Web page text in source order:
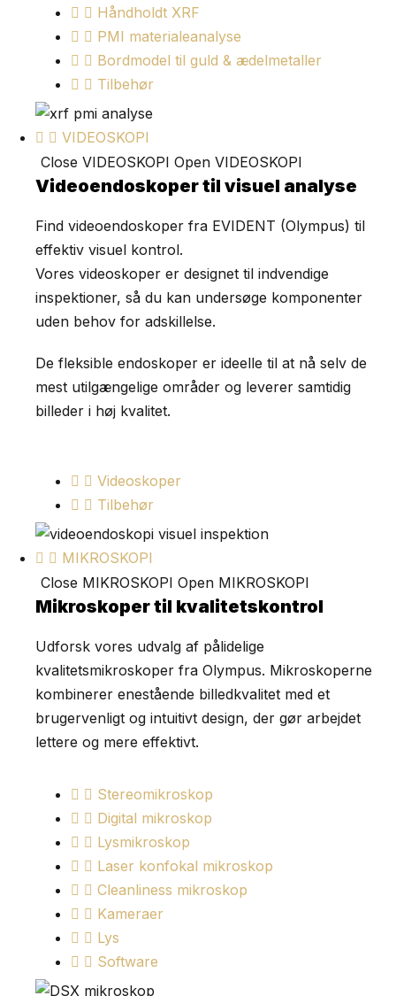
Håndholdt XRF
PMI materialeanalyse
Bordmodel til guld & ædelmetaller
Tilbehør
VIDEOSKOPI
Close VIDEOSKOPI Open VIDEOSKOPI
Videoendoskoper til visuel analyse
Find videoendoskoper fra EVIDENT (Olympus) til
effektiv visuel kontrol.
Vores videoskoper er designet til indvendige
inspektioner, så du kan undersøge komponenter
uden behov for adskillelse.
De fleksible endoskoper er ideelle til at nå selv de
mest utilgængelige områder og leverer samtidig
billeder i høj kvalitet.
Videoskoper
Tilbehør
MIKROSKOPI
Close MIKROSKOPI Open MIKROSKOPI
Mikroskoper til kvalitetskontrol
Udforsk vores udvalg af pålidelige
kvalitetsmikroskoper fra Olympus. Mikroskoperne
kombinerer enestående billedkvalitet med et
brugervenligt og intuitivt design, der gør arbejdet
lettere og mere effektivt.
Stereomikroskop
Digital mikroskop
Lysmikroskop
Laser konfokal mikroskop
Cleanliness mikroskop
Kameraer
Lys
Software